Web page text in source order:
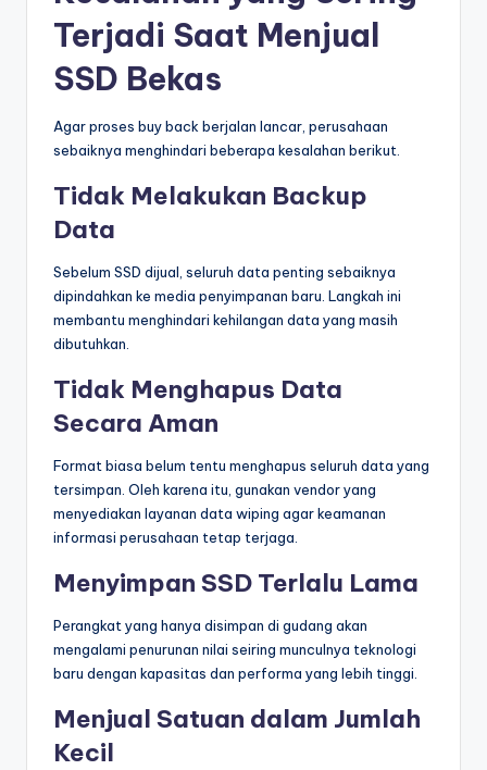
Terjadi Saat Menjual
SSD Bekas
Agar proses buy back berjalan lancar, perusahaan
sebaiknya menghindari beberapa kesalahan berikut.
Tidak Melakukan Backup
Data
Sebelum SSD dijual, seluruh data penting sebaiknya
dipindahkan ke media penyimpanan baru. Langkah ini
membantu menghindari kehilangan data yang masih
dibutuhkan.
Tidak Menghapus Data
Secara Aman
Format biasa belum tentu menghapus seluruh data yang
tersimpan. Oleh karena itu, gunakan vendor yang
menyediakan layanan data wiping agar keamanan
informasi perusahaan tetap terjaga.
Menyimpan SSD Terlalu Lama
Perangkat yang hanya disimpan di gudang akan
mengalami penurunan nilai seiring munculnya teknologi
baru dengan kapasitas dan performa yang lebih tinggi.
Menjual Satuan dalam Jumlah
Kecil